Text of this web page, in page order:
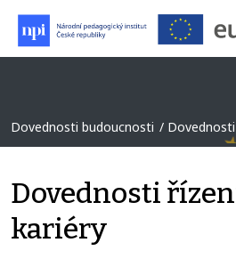
Dovednosti budoucnosti
Dovednosti
kariéry